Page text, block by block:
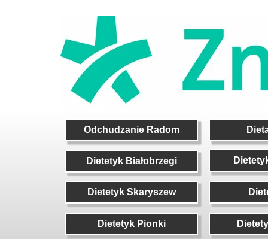
Dietetyk Białobrzegi
Dietetyk Skaryszew
Dietetyk Pionki
Odchudzanie Radom
Dietetyk Białobrzegi
Dietetyk Skaryszew
Dietetyk Pionki
Odchudzanie Radom